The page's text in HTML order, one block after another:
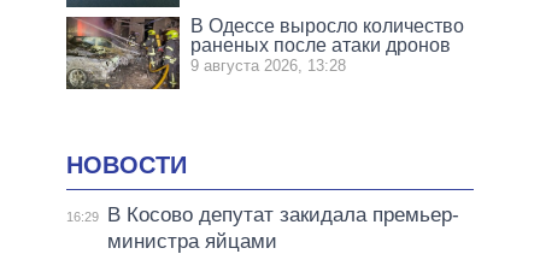
В Одессе выросло количество
раненых после атаки дронов
9 августа 2026, 13:28
НОВОСТИ
16:29
В Косово депутат закидала премьер-
министра яйцами